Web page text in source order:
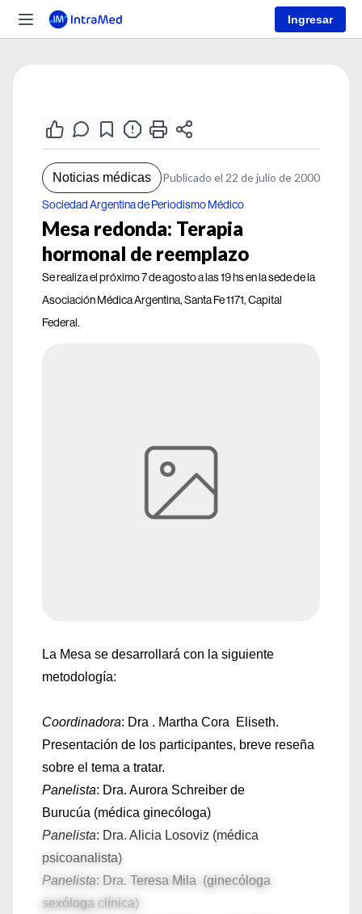
Ingresar
Noticias médicas Publicado el 22 de julio de 2000
Sociedad Argentina de Periodismo Médico
Mesa redonda: Terapia
hormonal de reemplazo
Se realiza el próximo 7 de agosto a las 19 hs en la sede de la
Asociación Médica Argentina, Santa Fe 1171, Capital
Federal.
La Mesa se desarrollará con la siguiente
metodología:
Coordinadora: Dra . Martha Cora Eliseth.
Presentación de los participantes, breve reseña
sobre el tema a tratar.
Panelista: Dra. Aurora Schreiber de
Burucúa (médica ginecóloga)
Panelista: Dra. Alicia Losoviz (médica
psicoanalista)
Panelista: Dra. Teresa Mila (ginecóloga
sexóloga clínica)